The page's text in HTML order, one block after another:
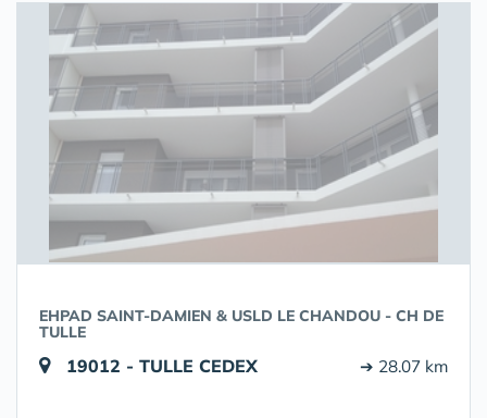
EHPAD SAINT-DAMIEN & USLD LE CHANDOU - CH DE
TULLE
19012 - TULLE CEDEX ➔ 28.07 km